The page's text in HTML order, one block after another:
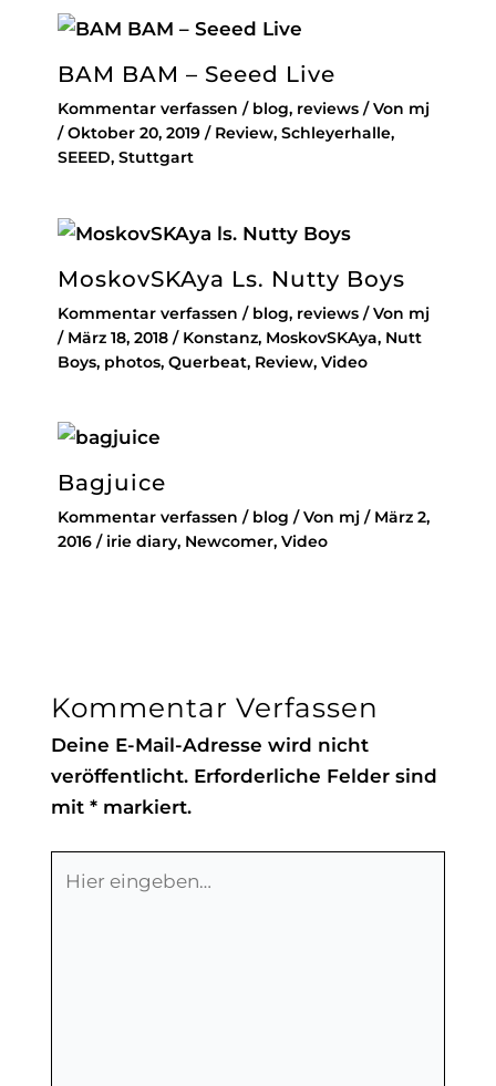
BAM BAM – Seeed Live
Kommentar verfassen / blog, reviews/ Von mj
/Oktober 20, 2019 / Review, Schleyerhalle,
SEEED, Stuttgart
MoskovSKAya Ls. Nutty Boys
Kommentar verfassen / blog, reviews/ Von mj
/ März 18, 2018 / Konstanz, MoskovSKAya, Nutt
Boys, photos, Querbeat, Review, Video
Bagjuice
Kommentar verfassen / blog / Von mj / März 2,
2016 / irie diary, Newcomer, Video
Kommentar Verfassen
Deine E-Mail-Adresse wird nicht
veröffentlicht. Erforderliche Felder sind
mit *markiert.
eingeben…